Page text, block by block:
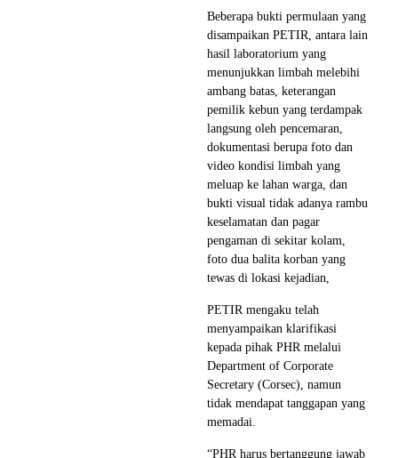
Beberapa bukti permulaan yang
disampaikan PETIR, antara lain
hasil laboratorium yang
menunjukkan limbah melebihi
ambang batas, keterangan
pemilik kebun yang terdampak
langsung oleh pencemaran,
dokumentasi berupa foto dan
video kondisi limbah yang
meluap ke lahan warga, dan
bukti visual tidak adanya rambu
keselamatan dan pagar
pengaman di sekitar kolam,
foto dua balita korban yang
tewas di lokasi kejadian,
PETIR mengaku telah
menyampaikan klarifikasi
kepada pihak PHR melalui
Department of Corporate
Secretary (Corsec), namun
tidak mendapat tanggapan yang
memadai.
“PHR harus bertanggung jawab